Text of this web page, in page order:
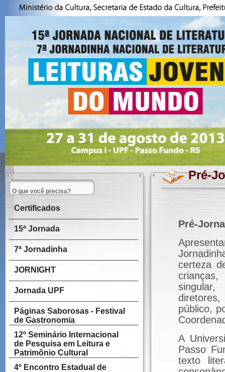
Certificados
15ª Jornada
7ª Jornadinha
JORNIGHT
Jornada UPF
Páginas Saborosas - Festival
de Gastronomia
12º Seminário Internacional
de Pesquisa em Leitura e
Patrimônio Cultural
4º Encontro Estadual de
Pré-
Pré-
certeza
público,
A
Passo
texto